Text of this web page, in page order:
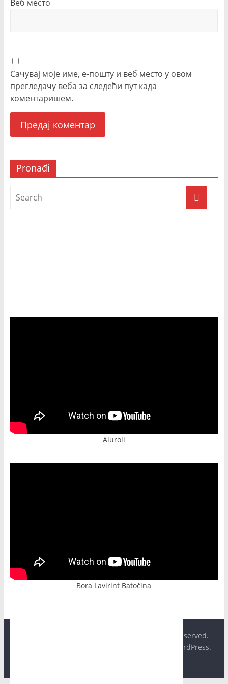
Веб место
Сачувај моје име, е-пошту и веб место у овом
прегледачу веба за следећи пут када
коментаришем.
Pronađi
Aluroll
Bora Lavirint Batočina
. All rights reserved.
WordPress.